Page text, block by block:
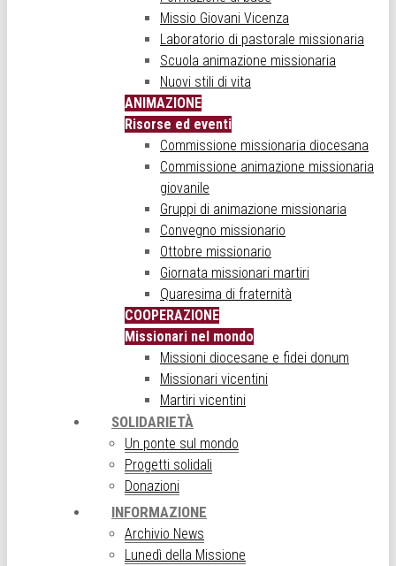
Missio Giovani Vicenza
Laboratorio di pastorale missionaria
Scuola animazione missionaria
Nuovi stili di vita
ANIMAZIONE
Risorse ed eventi
Commissione missionaria diocesana
Commissione animazione missionaria
giovanile
Gruppi di animazione missionaria
Convegno missionario
Ottobre missionario
Giornata missionari martiri
Quaresima di fraternità
COOPERAZIONE
Missionari nel mondo
Missioni diocesane e fidei donum
Missionari vicentini
Martiri vicentini
SOLIDARIETÀ
Un ponte sul mondo
Progetti solidali
Donazioni
INFORMAZIONE
Archivio News
Lunedì della Missione